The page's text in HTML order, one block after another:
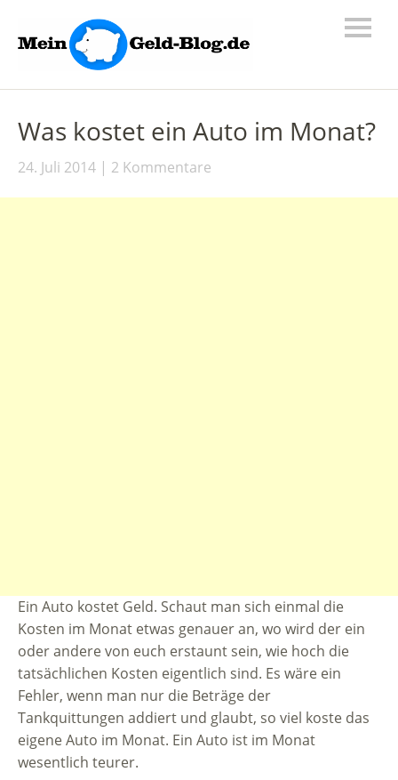
Was kostet ein Auto im Monat?
24. Juli 2014 2 Kommentare
Ein Auto kostet Geld. Schaut man sich einmal die
Kosten im Monat etwas genauer an, wo wird der ein
oder andere von euch erstaunt sein, wie hoch die
tatsächlichen Kosten eigentlich sind. Es wäre ein
Fehler, wenn man nur die Beträge der
Tankquittungen addiert und glaubt, so viel koste das
eigene Auto im Monat. Ein Auto ist im Monat
wesentlich teurer.